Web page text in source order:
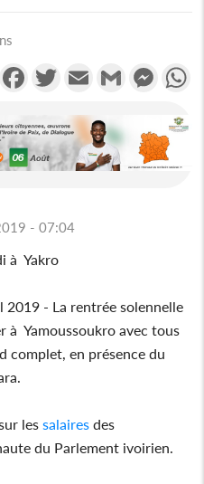
PartagerFacebookTwitterEmail Gmail
- 07:04
à Yakro
- La rentrée solennelle
à Yamoussoukro avec tous
complet, en présence du
lessalaires des
du Parlement ivoirien.